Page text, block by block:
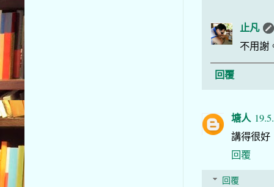
止凡
不用謝
回覆
塘人
講得很好
回覆
回覆